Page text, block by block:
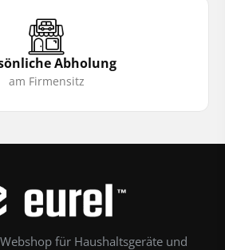
Abholung
am Firmensitz
für Haushaltsgeräte und